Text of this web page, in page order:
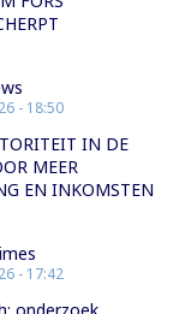
- 18:50
IN DE
MEER
EN INKOMSTEN
- 17:42